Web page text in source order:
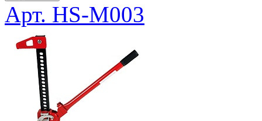
Арт. HS-M003